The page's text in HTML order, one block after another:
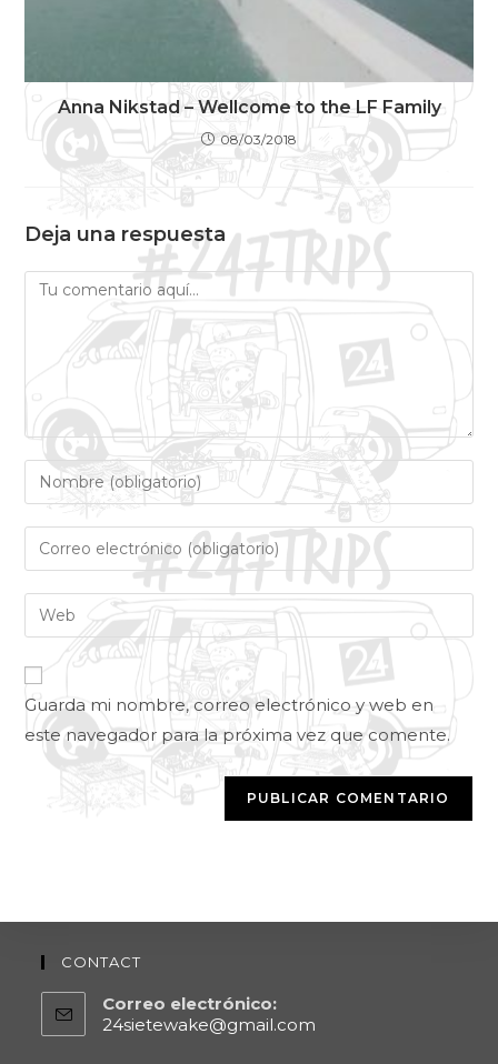
Anna Nikstad – Wellcome to the LF Family
08/03/2018
Deja una respuesta
Guarda mi nombre, correo electrónico y web en
este navegador para la próxima vez que comente.
CONTACT
Correo electrónico:
24sietewake@gmail.com